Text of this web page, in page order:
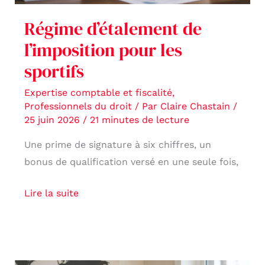
Régime d’étalement de
l’imposition pour les
sportifs
Expertise comptable et fiscalité,
Professionnels du droit/ Par Claire Chastain /
25 juin 2026 / 21 minutes de lecture
Une prime de signature à six chiffres, un
bonus de qualification versé en une seule fois,
Lire la suite